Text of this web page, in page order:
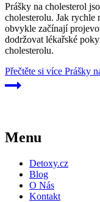
Prášky na cholesterol
cholesterolu. Jak rychle
obvykle začínají
dodržovat lékařské
cholesterolu.
Přečtěte si více Prášky
Menu
Detoxy.cz
Blog
O Nás
Kontakt